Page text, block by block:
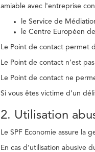
amiable avec l'entreprise
le Service de
le Centre Européen
Le Point de contact permet
Le Point de contact n’est
Le Point de contact ne
Si vous êtes victime d’un
2. Utilisation
Le SPF Economie assure la
En cas d’utilisation abusive